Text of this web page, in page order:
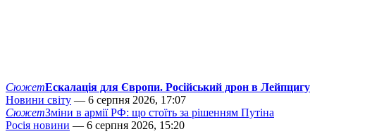
СюжетЕскалація для Європи. Російський дрон в Лейпцигу
Новини світу — 6 серпня 2026, 17:07
СюжетЗміни в армії РФ: що стоїть за рішенням Путіна
Росія новини — 6 серпня 2026, 15:20